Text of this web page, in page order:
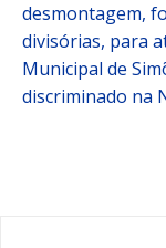
desmontagem,
divisórias, para
Municipal de
discriminado na